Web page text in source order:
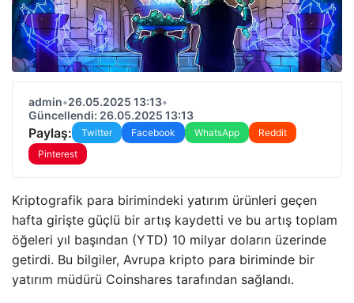
admin•26.05.2025 13:13•
Güncellendi: 26.05.2025 13:13
Paylaş: Twitter Facebook WhatsApp
Reddit
Pinterest
Kriptografik para birimindeki yatırım ürünleri geçen
hafta girişte güçlü bir artış kaydetti ve bu artış toplam
öğeleri yıl başından (YTD) 10 milyar doların üzerinde
getirdi. Bu bilgiler, Avrupa kripto para biriminde bir
yatırım müdürü Coinshares tarafından sağlandı.